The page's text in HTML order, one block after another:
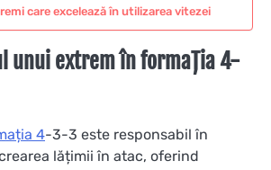
care excelează în utilizarea vitezei
unui extrem în formația 4-
4-3-3 este responsabil în
lățimii în atac, oferind